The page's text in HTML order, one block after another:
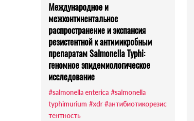
Международное и
межконтинентальное
распространение и экспансия
резистентной к антимикробным
препаратам Salmonella Typhi:
геномное эпидемиологическое
исследование
#salmonella enterica #salmonella
typhimurium #xdr #антибиотикорезис
тентность